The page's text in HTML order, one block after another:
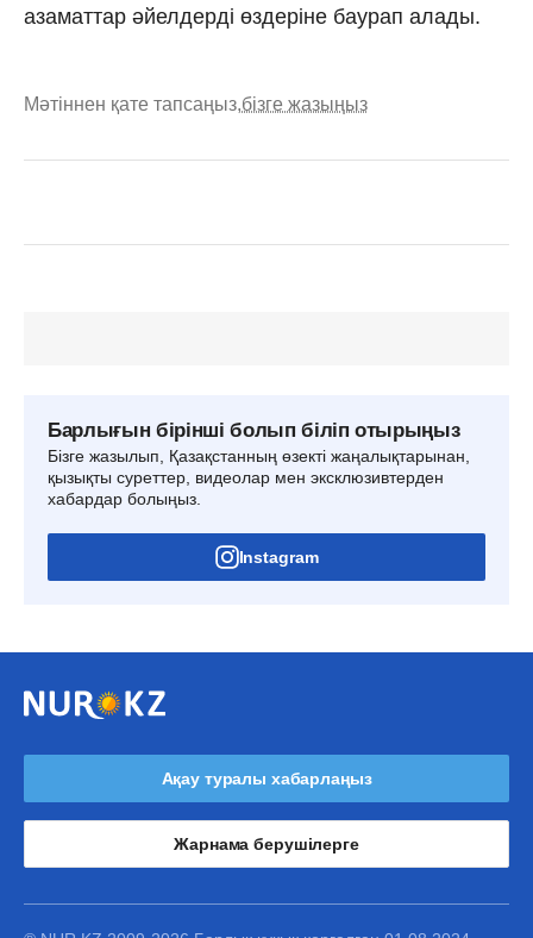
азаматтар әйелдерді өздеріне баурап алады.
Мәтіннен қате тапсаңыз,бізге жазыңыз
Барлығын бірінші болып біліп отырыңыз
Бізге жазылып, Қазақстанның өзекті жаңалықтарынан,
қызықты суреттер, видеолар мен эксклюзивтерден
хабардар болыңыз.
Instagram
Ақау туралы хабарлаңыз
Жарнама берушілерге